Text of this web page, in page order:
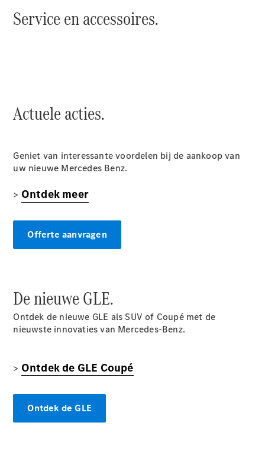
Alle
Hatchbacks
Mercedes-
Benz Store
Alle Coupés
CLE Coupé
AMG GT
4-Deurs
Coupé
NieuwElektrisch
Mercedes-
Benz Store
Service en accessoires.
Actuele acties.
Geniet van interessante voordelen bij de aankoop van
uw nieuwe Mercedes Benz.
> Ontdek meer
Offerte aanvragen
De nieuwe GLE.
Ontdek de nieuwe GLE als SUV of Coupé met de
nieuwste innovaties van Mercedes-Benz.
> Ontdek de GLE Coupé
Ontdek de GLE